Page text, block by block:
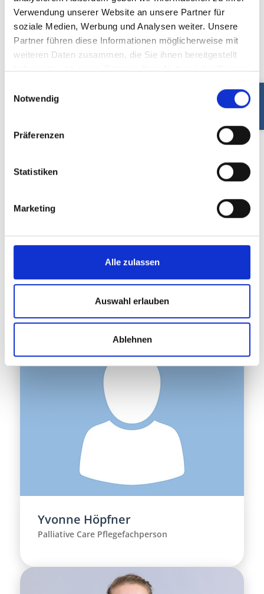
Verwendung unserer Website an unsere Partner für
soziale Medien, Werbung und Analysen weiter. Unsere
Partner führen diese Informationen möglicherweise mit
weiteren Daten zusammen, die Sie ihnen bereitgestellt
haben oder die sie im Rahmen Ihrer Nutzung der Dienste
Notwendig
Präferenzen
Statistiken
Marketing
Alle zulassen
Auswahl erlauben
Ablehnen
Iris Gerlach
Matthias Gropp
Yvonne Höpfner
Palliative Care Pflegefachperson